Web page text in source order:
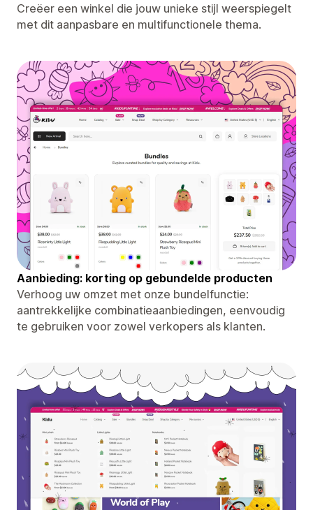
Creëer een winkel die jouw unieke stijl weerspiegelt
met dit aanpasbare en multifunctionele thema.
Aanbieding: korting op gebundelde producten
Verhoog uw omzet met onze bundelfunctie:
aantrekkelijke combinatieaanbiedingen, eenvoudig
te gebruiken voor zowel verkopers als klanten.